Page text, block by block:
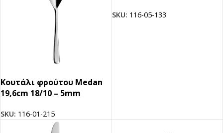
Κουτάλι φρούτου Medan
19,6cm 18/10 – 5mm
SKU: 116-01-215
SKU: 116-05-133